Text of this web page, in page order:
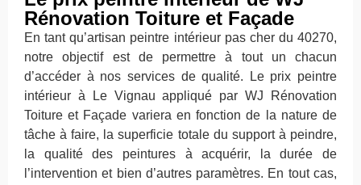
Rénovation Toiture et Façade
En tant qu’artisan peintre intérieur pas cher du 40270,
notre objectif est de permettre à tout un chacun
d’accéder à nos services de qualité. Le prix peintre
intérieur à Le Vignau appliqué par WJ Rénovation
Toiture et Façade variera en fonction de la nature de
tâche à faire, la superficie totale du support à peindre,
la qualité des peintures à acquérir, la durée de
l’intervention et bien d’autres paramètres. En tout cas,